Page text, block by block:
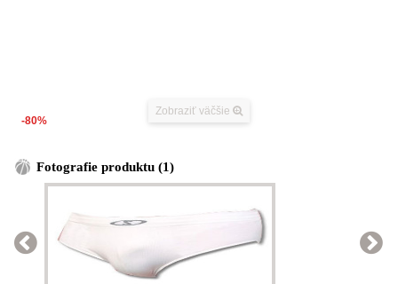
Zobraziť väčšie
-80%
Fotografie produktu (1)